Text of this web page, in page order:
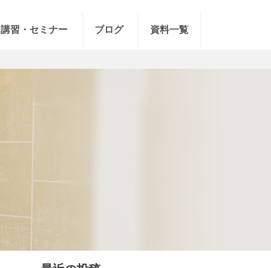
講習・セミナー ブログ 資料一覧